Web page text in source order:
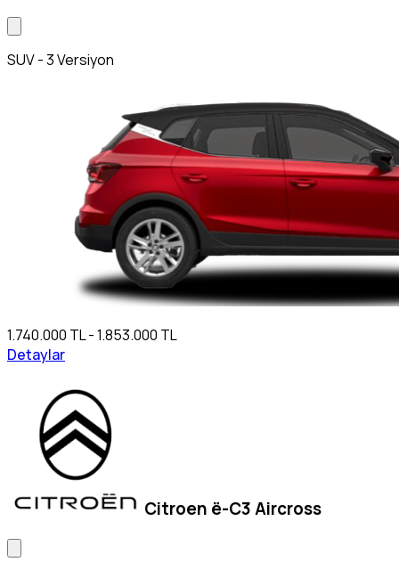
SUV - 3 Versiyon
1.740.000 TL - 1.853.000 TL
Detaylar
Citroen ë-C3 Aircross